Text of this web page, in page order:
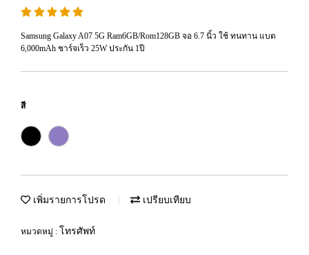
Samsung Galaxy A07 5G Ram6GB/Rom128GB จอ 6.7 นิ้ว ใช้ ทนทาน แบต
6,000mAh ชาร์จเร็ว 25W ประกัน 1ปี
สี
เพิ่มรายการโปรด เปรียบเทียบ
หมวดหมู่ : โทรศัพท์